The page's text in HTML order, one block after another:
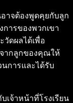
าจต้องพูดคุยกับลูก
ารของพวกเขา
วัดผลได้เพื่อ
ากลูกของคุณให้
การและได้รับ
เจ้าหน้าที่โรงเรียน